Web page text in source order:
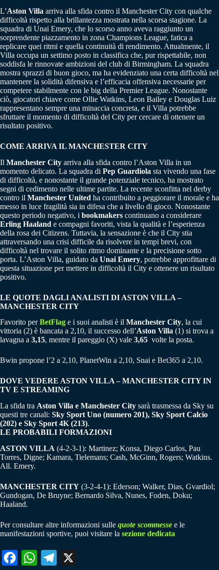
L’Aston Villa arriva alla sfida contro il Manchester City con qualche
difficoltà rispetto alla brillantezza mostrata nella scorsa stagione. La
squadra di Unai Emery, che lo scorso anno aveva raggiunto un
sorprendente piazzamento in zona Champions League, fatica a
replicare quei ritmi e quella continuità di rendimento. Attualmente, il
Villa occupa un settimo posto in classifica che, pur rispettabile, non
soddisfa le rinnovate ambizioni del club di Birmingham. La squadra
mostra sprazzi di buon gioco, ma ha evidenziato una certa difficoltà nel
mantenere la solidità difensiva e l’efficacia offensiva necessarie per
competere stabilmente con le big della Premier League. Nonostante
ciò, giocatori chiave come Ollie Watkins, Leon Bailey e Douglas Luiz
rappresentano sempre una minaccia concreta, e il Villa potrebbe
sfruttare il momento di difficoltà del City per cercare di ottenere un
risultato positivo.
COME ARRIVA IL MANCHESTER CITY
Il Manchester City arriva alla sfida contro l’Aston Villa in un
momento delicato. La squadra di Pep Guardiola sta vivendo una fase
di difficoltà, e nonostante il grande potenziale tecnico, ha mostrato
segni di cedimento nelle ultime partite. La recente sconfitta nel derby
contro il Manchester United ha contribuito a peggiorare il morale e ha
messo in luce fragilità sia in difesa che a livello di gioco. Nonostante
questo periodo negativo, i bookmakers continuano a considerare
Erling Haaland e compagni favoriti, vista la qualità e l’esperienza
della rosa dei Citizens. Tuttavia, la sensazione è che il City stia
attraversando una crisi difficile da risolvere in tempi brevi, con
difficoltà nel trovare il solito ritmo dominante e la precisione sotto
porta. L’Aston Villa, guidato da Unai Emery, potrebbe approfittare di
questa situazione per mettere in difficoltà il City e ottenere un risultato
positivo.
LE QUOTE DAGLI ANALISTI DI ASTON VILLA –
MANCHESTER CITY
Favorito perBetFlag e i suoi analisti è il Manchester City, la cui
vittoria (2) è bancata a 2,10, il successo dell’Aston Villa (1) si trova a
lavagna a 3,15, mentre il pareggio (X) vale 3,65 volte la posta.
Bwin propone l’2 a 2,10, PlanetWin a 2,10, Snai e Bet365 a 2,10.
DOVE VEDERE ASTON VILLA – MANCHESTER CITY IN
TV E STREAMING
La sfida tra Aston Villa e Manchester City sarà trasmessa da Sky su
questi tre canali: Sky Sport Uno (numero 201), Sky Sport Calcio
(202) e Sky Sport 4K (213).
LE PROBABILI FORMAZIONI
ASTON VILLA (4-2-3-1): Martinez; Konsa, Diego Carlos, Pau
Torres, Digne; Kamara, Tielemans; Cash, McGinn, Rogers; Watkins.
All. Emery.
MANCHESTER CITY (3-2-4-1): Ederson; Walker, Dias, Gvardiol;
Gundogan, De Bruyne; Bernardo Silva, Nunes, Foden, Doku;
Haaland.
Per consultare altre informazioni sulle quote scommesse e le
manifestazioni sportive, puoi visitare la sezione dedicata
Fa W
Te